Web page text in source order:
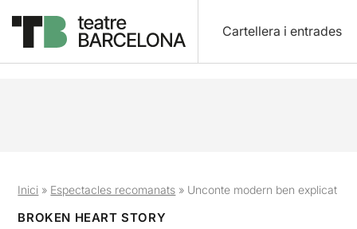
Cartellera i entrades
Inici » Espectacles recomanats » Unconte modern ben explicat
BROKEN HEART STORY